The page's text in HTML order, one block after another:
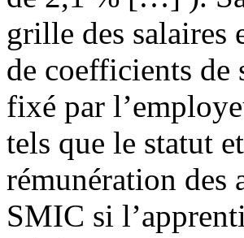
grille des salaires
de coefficients
fixé par
tels que le statut
rémunération des
SMIC si